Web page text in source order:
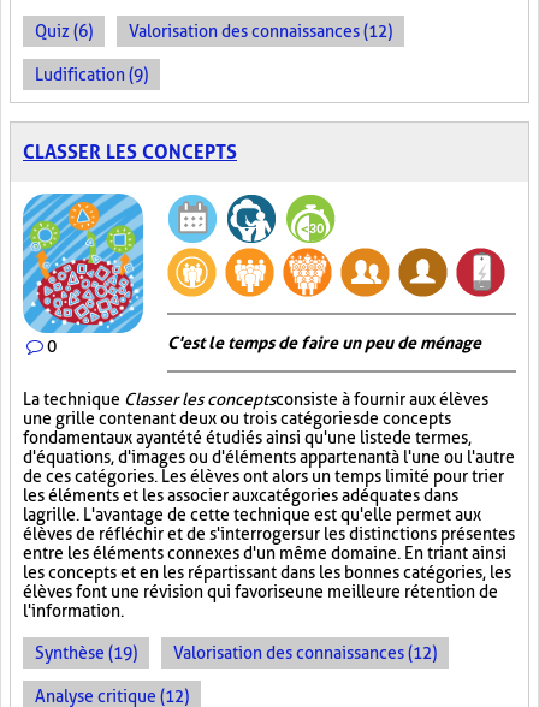
Quiz (6) Valorisation des connaissances (12)
Ludification (9)
CLASSER LES CONCEPTS
0 C'est le temps de faire un peu de ménage
La technique Classer les conceptsconsiste à fournir aux élèves
une grille contenant deux ou trois catégories de concepts
fondamentaux ayant été étudiés ainsi qu'une liste de termes,
d'équations, d'images ou d'éléments appartenant à l'une ou l'autre
de ces catégories. Les élèves ont alors un temps limité pour trier
les éléments et les associer aux catégories adéquates dans
la grille. L'avantage de cette technique est qu'elle permet aux
élèves de réfléchir et de s'interroger sur les distinctions présentes
entre les éléments connexes d'un même domaine. En triant ainsi
les concepts et en les répartissant dans les bonnes catégories, les
élèves font une révision qui favorise une meilleure rétention de
l'information.
Synthèse (19) Valorisation des connaissances (12)
Analyse critique (12)